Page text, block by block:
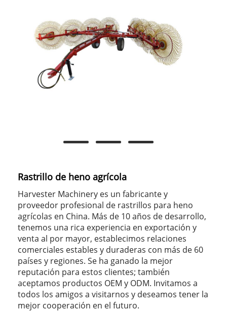
Rastrillo de heno agrícola
Harvester Machinery es un fabricante y
proveedor profesional de rastrillos para heno
agrícolas en China. Más de 10 años de desarrollo,
tenemos una rica experiencia en exportación y
venta al por mayor, establecimos relaciones
comerciales estables y duraderas con más de 60
países y regiones. Se ha ganado la mejor
reputación para estos clientes; también
aceptamos productos OEM y ODM. Invitamos a
todos los amigos a visitarnos y deseamos tener la
mejor cooperación en el futuro.